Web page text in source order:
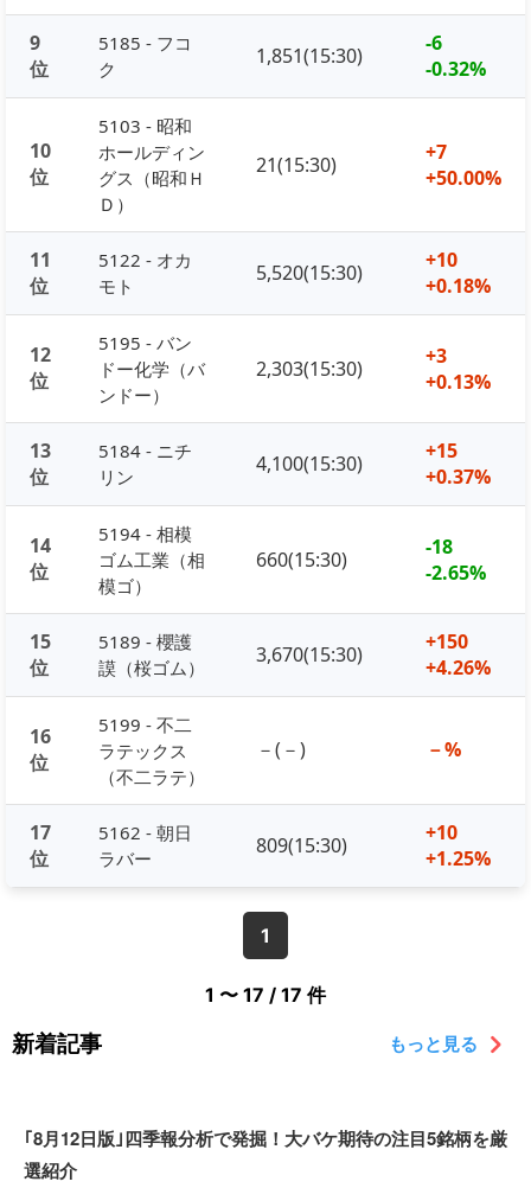
9
位
5185 - フコ
ク
1,851(15:30)
-6
-0.32%
10
位
5103 - 昭和
ホールディン
グス（昭和Ｈ
Ｄ）
21(15:30)
+7
+50.00%
11
位
5122 - オカ
モト
5,520(15:30)
+10
+0.18%
12
位
5195 - バン
ドー化学（バ
ンドー）
2,303(15:30)
+3
+0.13%
13
位
5184 - ニチ
リン
4,100(15:30)
+15
+0.37%
14
位
5194 - 相模
ゴム工業（相
模ゴ）
660(15:30)
-18
-2.65%
15
位
5189 - 櫻護
謨（桜ゴム）
3,670(15:30)
+150
+4.26%
16
位
5199 - 不二
ラテックス
（不二ラテ）
－(－) －%
17
位
5162 - 朝日
ラバー
809(15:30)
+10
+1.25%
1
1 〜 17 / 17 件
新着記事 もっと見る
｢8月12日版｣四季報分析で発掘！大バケ期待の注目5銘柄を厳
選紹介